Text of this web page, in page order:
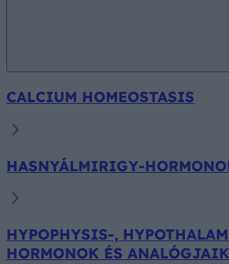
CALCIUM HOMEOSTASIS
HASNYÁLMIRIGY-
HYPOPHYSIS-,
HORMONOK ÉS ANALÓGJAIK